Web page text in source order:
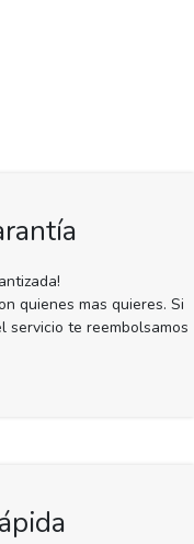
quienes mas quieres. Si
servicio te reembolsamos